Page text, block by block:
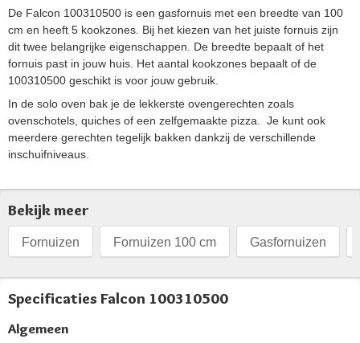
De Falcon 100310500 is een gasfornuis met een breedte van 100
cm en heeft 5 kookzones. Bij het kiezen van het juiste fornuis zijn
dit twee belangrijke eigenschappen. De breedte bepaalt of het
fornuis past in jouw huis. Het aantal kookzones bepaalt of de
100310500 geschikt is voor jouw gebruik.
In de solo oven bak je de lekkerste ovengerechten zoals
ovenschotels, quiches of een zelfgemaakte pizza. Je kunt ook
meerdere gerechten tegelijk bakken dankzij de verschillende
inschuifniveaus.
Bekijk meer
Fornuizen Fornuizen 100 cm Gasfornuizen
Specificaties Falcon 100310500
Algemeen